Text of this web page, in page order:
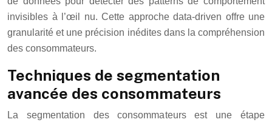
invisibles à l’œil nu. Cette approche data-driven offre une
granularité et une précision inédites dans la compréhension
des consommateurs.
Techniques de segmentation
avancée des consommateurs
La segmentation des consommateurs est une étape